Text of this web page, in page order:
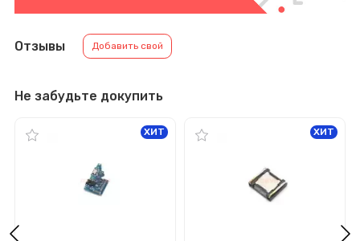
Отзывы Добавить свой
Не забудьте докупить
ХИТ ХИТ